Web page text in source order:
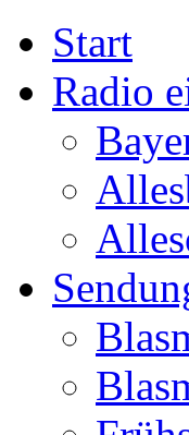
Start
Radio